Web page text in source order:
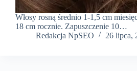
Włosy rosną średnio 1-1,5 cm
18 cm rocznie. Zapuszczenie 10…
Redakcja NpSEO
26 lipca,